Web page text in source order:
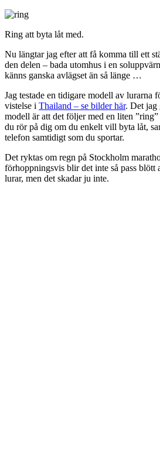
Ring att byta låt med.
Nu längtar jag efter att få komma till ett
den delen – bada utomhus i en
känns ganska avlägset än så länge …
Jag testade en tidigare modell av lurarna
vistelse i Thailand – se bilder här. Det jag
modell är att det följer med en liten
du rör på dig om du enkelt vill byta låt,
telefon samtidigt som du sportar.
Det ryktas om regn på Stockholm
förhoppningsvis blir det inte så pass blött
lurar, men det skadar ju inte.